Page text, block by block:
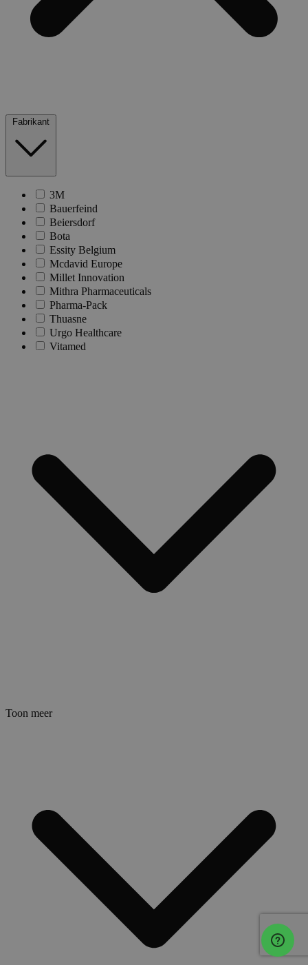
Fabrikant
3M
Bauerfeind
Beiersdorf
Bota
Essity Belgium
Mcdavid Europe
Millet Innovation
Mithra Pharmaceuticals
Pharma-Pack
Thuasne
Urgo Healthcare
Vitamed
Toon meer